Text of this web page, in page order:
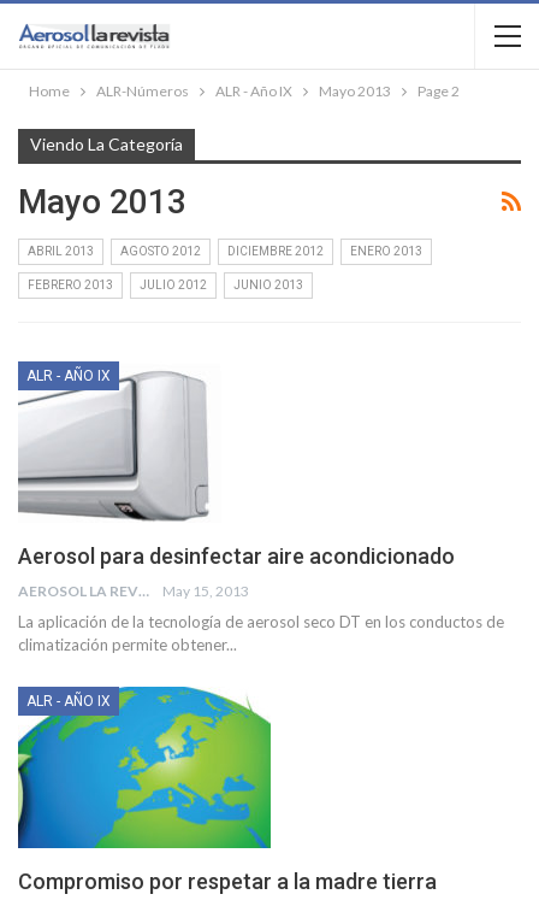
Home ALR-Números ALR - Año IX Mayo 2013 Page 2
Viendo La Categoría
Mayo 2013
ABRIL 2013 AGOSTO 2012 DICIEMBRE 2012 ENERO 2013
FEBRERO 2013 JULIO 2012 JUNIO 2013
ALR - AÑO IX
Aerosol para desinfectar aire acondicionado
AEROSOL LA REVISTA May 15, 2013
La aplicación de la tecnología de aerosol seco DT en los conductos de
climatización permite obtener...
ALR - AÑO IX
Compromiso por respetar a la madre tierra